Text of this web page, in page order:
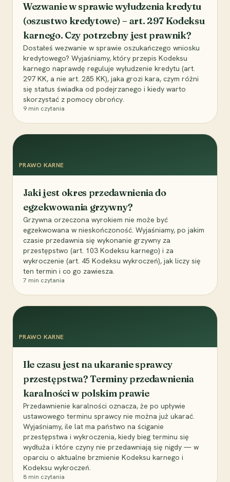
Wezwanie w sprawie wyłudzenia kredytu
(oszustwo kredytowe) – art. 297 Kodeksu
karnego. Czy potrzebny jest prawnik?
Dostałeś wezwanie w sprawie oszukańczego wniosku
kredytowego? Wyjaśniamy, który przepis Kodeksu
karnego naprawdę reguluje wyłudzenie kredytu (art.
297 KK, a nie art. 285 KK), jaka grozi kara, czym różni
się status świadka od podejrzanego i kiedy warto
skorzystać z pomocy obrońcy.
9 min czytania
PRAWO KARNE
Jaki jest okres przedawnienia do
egzekwowania grzywny?
Grzywna orzeczona wyrokiem nie może być
egzekwowana w nieskończoność. Wyjaśniamy, po jakim
czasie przedawnia się wykonanie grzywny za
przestępstwo (art. 103 Kodeksu karnego) i za
wykroczenie (art. 45 Kodeksu wykroczeń), jak liczy się
ten termin i co go zawiesza.
7 min czytania
PRAWO KARNE
Ile czasu jest na ukaranie sprawcy
przestępstwa? Terminy przedawnienia
karalności w polskim prawie
Przedawnienie karalności oznacza, że po upływie
ustawowego terminu sprawcy nie można już ukarać.
Wyjaśniamy, ile lat ma państwo na ściganie
przestępstwa i wykroczenia, kiedy bieg terminu się
wydłuża i które czyny nie przedawniają się nigdy — w
oparciu o aktualne brzmienie Kodeksu karnego i
Kodeksu wykroczeń.
8 min czytania